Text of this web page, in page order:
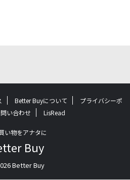
Better Buyについて
プライバシーポ
い合わせ LisRead
い物をアナタに
Buy
Better Buy